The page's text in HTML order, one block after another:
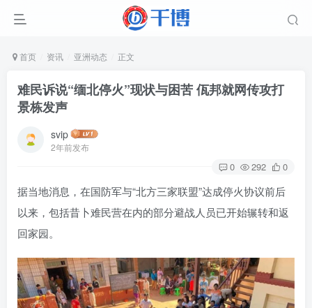
首页 资讯 亚洲动态 正文
难民诉说“缅北停火”现状与困苦 佤邦就网传攻打
景栋发声
svip
2年前发布
0 292 0
据当地消息，在国防军与“北方三家联盟”达成停火协议前后
以来，包括昔卜难民营在内的部分避战人员已开始辗转和返
回家园。